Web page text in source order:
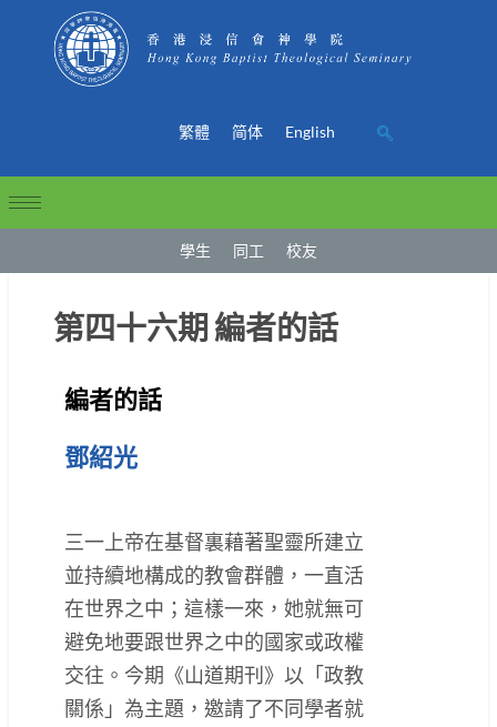
繁體 简体 English
學生 同工 校友
第四十六期 編者的話
編者的話
鄧紹光
三一上帝在基督裏藉著聖靈所建立
並持續地構成的教會群體，一直活
在世界之中；這樣一來，她就無可
避免地要跟世界之中的國家或政權
交往。今期《山道期刊》以「政教
關係」為主題，邀請了不同學者就